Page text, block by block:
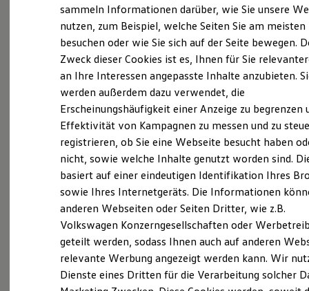
Reichweite
Reichweite der ID. Modelle
Reichweite im Winter
Laden
Laden unterwegs
Laden Zuhause
Ladezeitensimulator
Batterie
Sicherheit
Garantie und Lebensdauer
Nachhaltigkeit
Technologie
Kosten und Kauf
Verbrauchskosten
Kaufoptionen
E-Auto-Förderung
Software und Konnektivität
Die ID. Software 6
ID. Software Versionen und Updates
Digitale Extras
Schnittstellen zu Ihrem ID.
(Impressum & Rechtliches)
Ganz selbstverständlich.Das
Gebrauchtwagen-
Leistungsversprechen.
Rundum sicher: der 360°Gebrauchtwagen-
Bevor ein VolkswagenZertifizierter
Gebrauchtwagenan unsere Kunden
übergeben wird, prüfen wir den Zustand
sammeln Informationen darüber, wie Sie unsere
nutzen, zum Beispiel, welche Seiten Sie am meisten
besuchen oder wie Sie sich auf der Seite bewegen.
Zweck dieser Cookies ist es, Ihnen für Sie
an Ihre Interessen angepasste Inhalte anzubieten.
werden außerdem dazu verwendet, die
Erscheinungshäufigkeit einer Anzeige zu begrenzen
Effektivität von Kampagnen zu messen und zu
registrieren, ob Sie eine Webseite besucht haben
nicht, sowie welche Inhalte genutzt worden sind.
basiert auf einer eindeutigen Identifikation Ihres
sowie Ihres Internetgeräts. Die Informationen
anderen Webseiten oder Seiten Dritter, wie z.B.
Volkswagen Konzerngesellschaften oder
geteilt werden, sodass Ihnen auch auf anderen
relevante Werbung angezeigt werden kann. Wir
Dienste eines Dritten für die Verarbeitung solcher